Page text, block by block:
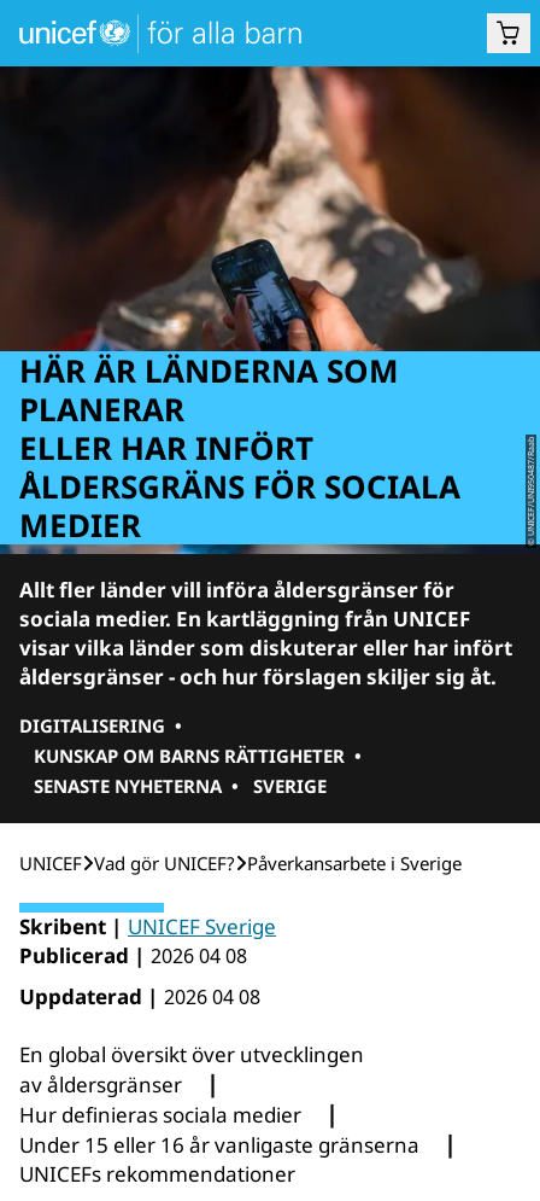
© UNICEF/UNI950487/Raab
HÄR ÄR LÄNDERNA SOM
PLANERAR
ELLER HAR INFÖRT
ÅLDERSGRÄNS FÖR SOCIALA
MEDIER
Allt fler länder vill införa åldersgränser för
sociala medier. En kartläggning från UNICEF
visar vilka länder som diskuterar eller har infört
åldersgränser - och hur förslagen skiljer sig åt.
DIGITALISERING •
KUNSKAP OM BARNS RÄTTIGHETER •
SENASTE NYHETERNA • SVERIGE
UNICEF Vad gör UNICEF? Påverkansarbete i Sverige
Skribent | UNICEF Sverige
Publicerad | 2026 04 08
Uppdaterad | 2026 04 08
En global översikt över utvecklingen
av åldersgränser
|
Hur definieras sociala medier |
Under 15 eller 16 år vanligaste gränserna |
UNICEFs rekommendationer